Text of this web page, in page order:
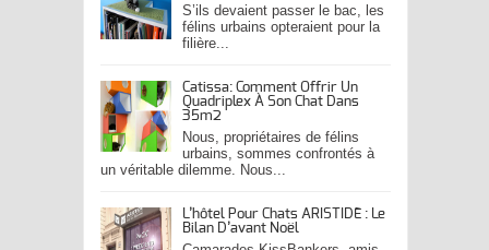
S’ils devaient passer le bac, les
félins urbains opteraient pour la
filière...
Catissa: Comment Offrir Un
Quadriplex À Son Chat Dans
35m2
Nous, propriétaires de félins
urbains, sommes confrontés à
un véritable dilemme. Nous...
L’hôtel Pour Chats ARISTIDE : Le
Bilan D’avant Noël